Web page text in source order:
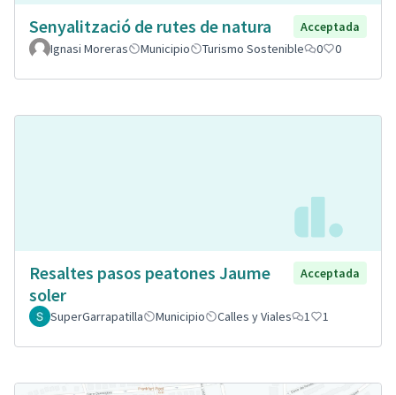
Senyalització de rutes de natura
Acceptada
Ignasi Moreras
Municipio Turismo Sostenible 0 0
Resaltes pasos peatones Jaume
soler
Acceptada
SuperGarrapatilla Municipio Calles y Viales 1 1